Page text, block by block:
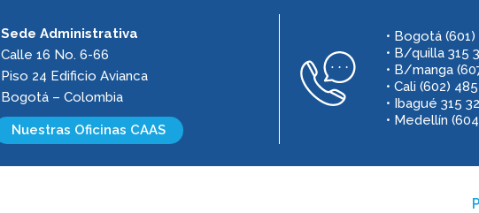
Sede Administrativa
Calle 16 No. 6-66
Piso 24 Edificio Avianca
Bogotá – Colombia
Nuestras Oficinas CAAS
• Bogotá
• B/quilla 315
• B/manga
• Cali (602)
• Ibagué 315
• Medellín